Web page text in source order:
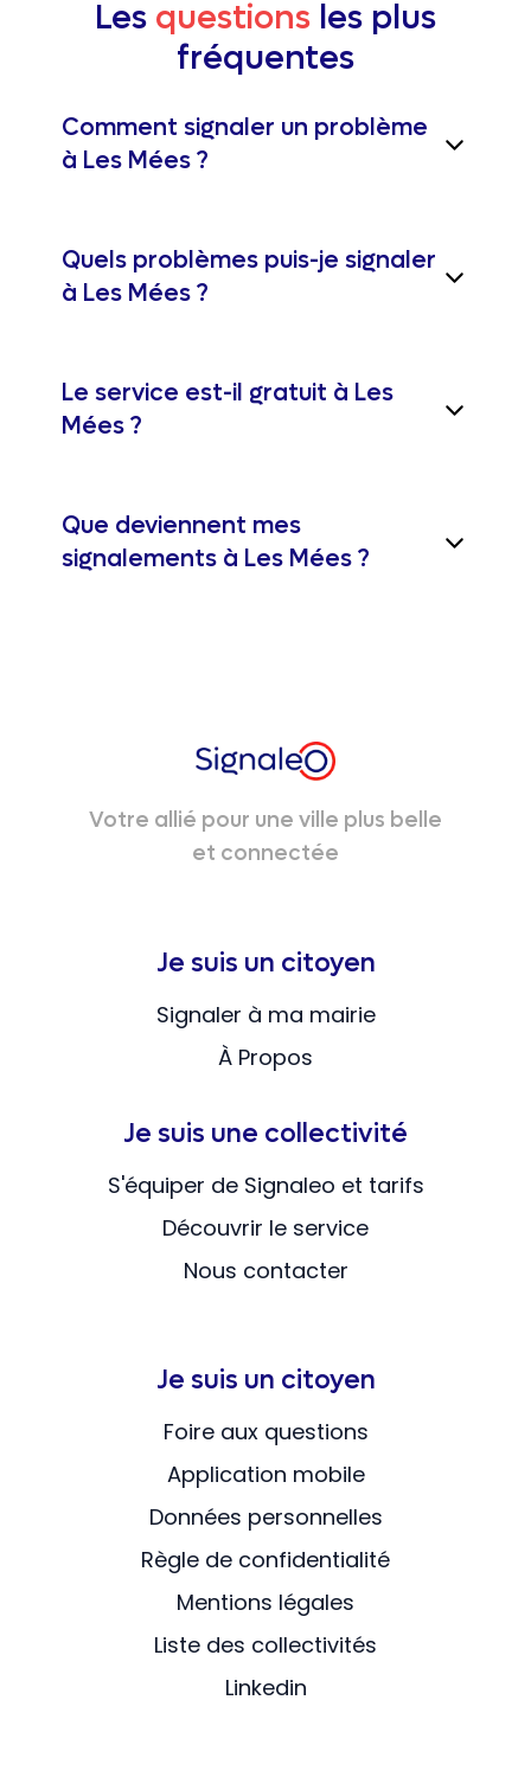
Les questions les plus
fréquentes
Comment signaler un problème
à Les Mées ?
Quels problèmes puis-je signaler
à Les Mées ?
Le service est-il gratuit à Les
Mées ?
Que deviennent mes
signalements à Les Mées ?
Votre allié pour une ville plus belle
et connectée
Je suis un citoyen
Signaler à ma mairie
À Propos
Je suis une collectivité
S'équiper de Signaleo et tarifs
Découvrir le service
Nous contacter
Je suis un citoyen
Foire aux questions
Application mobile
Données personnelles
Règle de confidentialité
Mentions légales
Liste des collectivités
Linkedin